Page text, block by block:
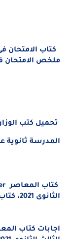
ملخص الامتحان
المدرسة ثانوية عامة
كتاب المعاصر
الثانوى 2021،
اجابات كتاب